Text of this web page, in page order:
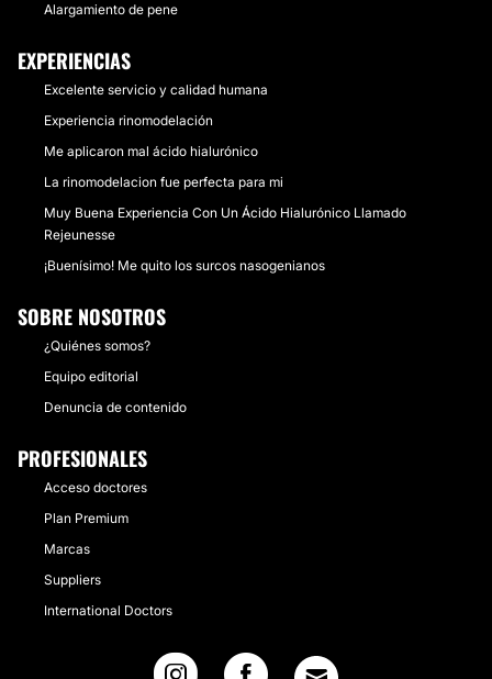
Alargamiento de pene
EXPERIENCIAS
Excelente servicio y calidad humana
Experiencia rinomodelación
Me aplicaron mal ácido hialurónico
La rinomodelacion fue perfecta para mi
Muy Buena Experiencia Con Un Ácido Hialurónico Llamado
Rejeunesse
¡Buenísimo! Me quito los surcos nasogenianos
SOBRE NOSOTROS
¿Quiénes somos?
Equipo editorial
Denuncia de contenido
PROFESIONALES
Acceso doctores
Plan Premium
Marcas
Suppliers
International Doctors